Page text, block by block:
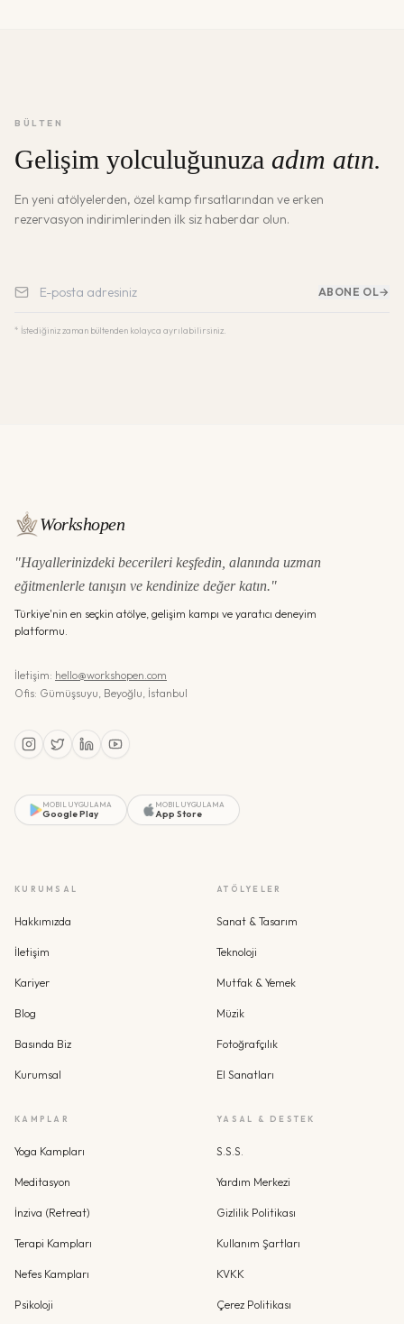
BÜLTEN
Gelişim yolculuğunuza adım atın.
En yeni atölyelerden, özel kamp fırsatlarından ve erken
rezervasyon indirimlerinden ilk siz haberdar olun.
ABONE OL→
* İstediğiniz zaman bültenden kolayca ayrılabilirsiniz.
Workshopen
"Hayallerinizdeki becerileri keşfedin, alanında uzman
eğitmenlerle tanışın ve kendinize değer katın."
Türkiye'nin en seçkin atölye, gelişim kampı ve yaratıcı deneyim
platformu.
İletişim: hello@workshopen.com
Ofis: Gümüşsuyu, Beyoğlu, İstanbul
MOBIL UYGULAMA
Google Play
MOBIL UYGULAMA
App Store
KURUMSAL
Hakkımızda
İletişim
Kariyer
Blog
Basında Biz
Kurumsal
ATÖLYELER
Sanat & Tasarım
Teknoloji
Mutfak & Yemek
Müzik
Fotoğrafçılık
El Sanatları
KAMPLAR
Yoga Kampları
Meditasyon
İnziva (Retreat)
Terapi Kampları
Nefes Kampları
Psikoloji
YASAL & DESTEK
S.S.S.
Yardım Merkezi
Gizlilik Politikası
Kullanım Şartları
KVKK
Çerez Politikası